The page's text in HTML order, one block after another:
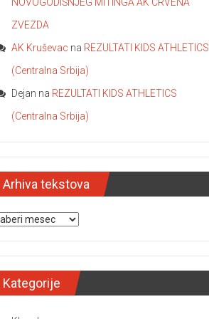
NOVOGODIŠNJEG MITINGA AK CRVENA
ZVEZDA
AK Kruševac na REZULTATI KIDS ATHLETICS
(Centralna Srbija)
Dejan na REZULTATI KIDS ATHLETICS
(Centralna Srbija)
Arhiva tekstova
tekstova
Kategorije